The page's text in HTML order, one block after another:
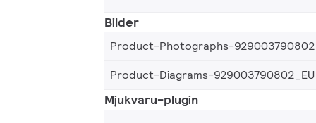
Bilder
Product-Photographs-
Product-Diagrams-929003790802_EU
Mjukvaru-plugin